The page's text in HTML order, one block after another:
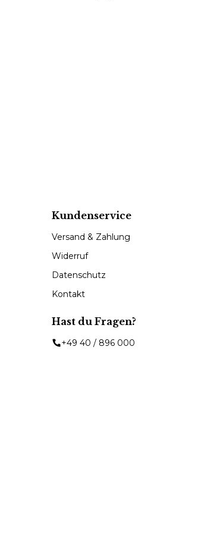
Kundenservice
Versand & Zahlung
Widerruf
Datenschutz
Kontakt
Hast du Fragen?
+49 40 / 896 000